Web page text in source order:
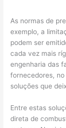
As normas de
exemplo, a
podem ser
cada vez mais
engenharia das
fornecedores,
soluções que
Entre estas
direta de